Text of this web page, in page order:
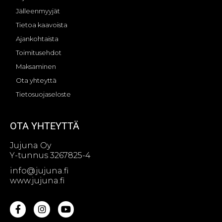
Jälleenmyyjät
Tietoa kaavoista
Ajankohtaista
Toimitusehdot
Maksaminen
Ota yhteyttä
Tietosuojaseloste
OTA YHTEYTTÄ
Jujuna Oy
Y-tunnus 3267825-4
info@jujuna.fi
www.jujuna.fi